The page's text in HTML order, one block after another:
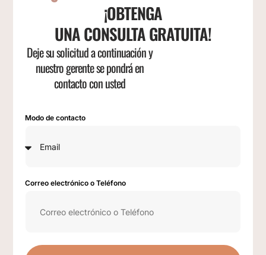
¡OBTENGA
UNA CONSULTA GRATUITA!
Deje su solicitud a continuación y
nuestro gerente se pondrá en
contacto con usted
Modo de contacto
Correo electrónico o Teléfono